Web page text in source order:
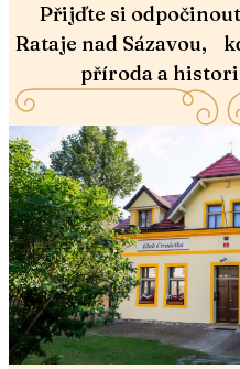
Přijďte si
Rataje nad Sázavou,
příroda a